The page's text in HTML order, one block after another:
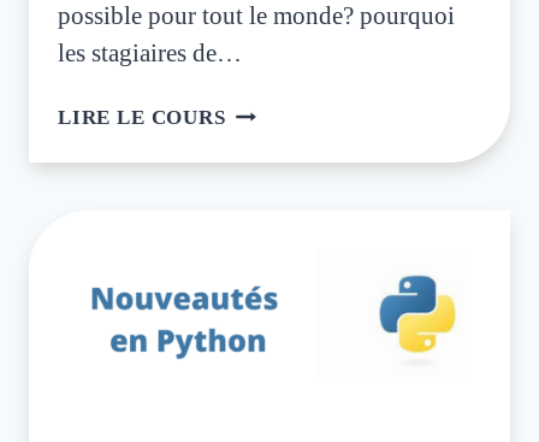
possible pour tout le monde? pourquoi
les stagiaires de…
LIRE LE COURS